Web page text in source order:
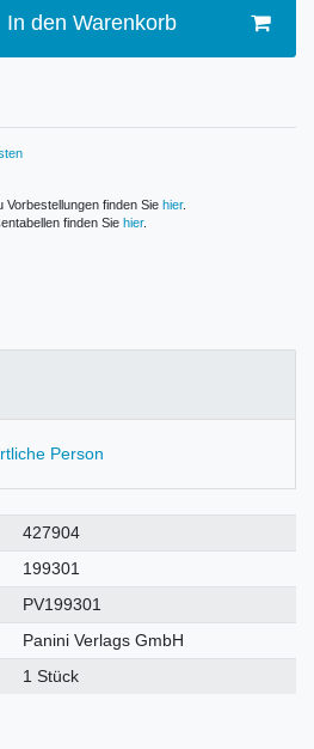
In den Warenkorb
Vorbestellungen finden Sie hier.
finden Sie hier.
Person
427904
199301
PV199301
Panini Verlags GmbH
1 Stück